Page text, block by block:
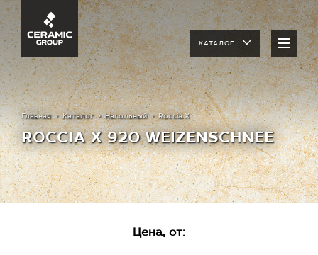
КАТАЛОГ
Главная Каталог Напольный Roccia X
ROCCIA X 920 WEIZENSCHNEE
Цена, от: